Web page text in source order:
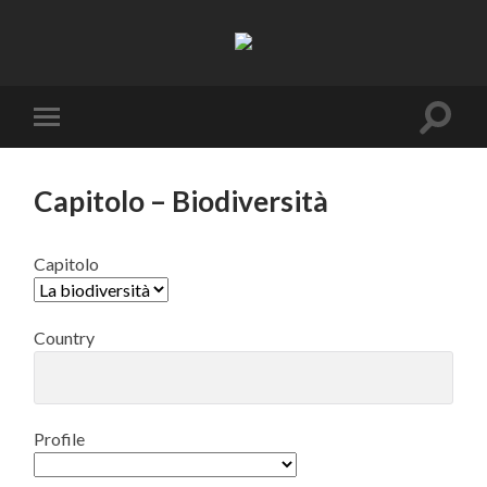
Resifarms
Toggle
mobile
Toggle
Capitolo – Biodiversità
Capitolo
Country
Profile